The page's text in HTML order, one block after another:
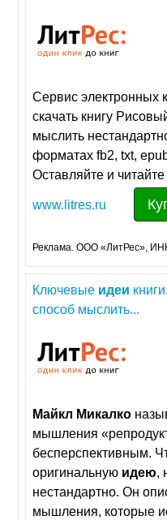
Сервис электронных
скачать книгу
мыслить
форматах fb2, txt,
Оставляйте и
www.litres.ru
Реклама. ООО «ЛитРес»,
Ключевые идеи
способ мыслить...
Майкл Микалко
мышления
бесперспективным.
оригинальную идею,
нестандартно. Он
мышления, которые